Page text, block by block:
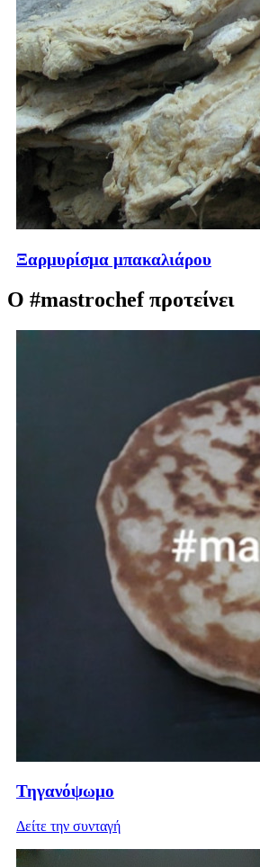
Ξαρμυρίσμα μπακαλιάρου
Ο #mastrochef προτείνει
Τηγανόψωμο
Δείτε την συνταγή